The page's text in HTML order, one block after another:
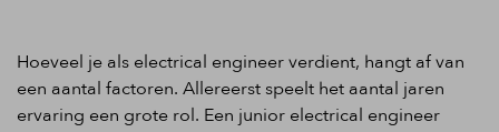
Hoeveel je als electrical engineer verdient, hangt af van
een aantal factoren. Allereerst speelt het aantal jaren
ervaring een grote rol. Een junior electrical engineer